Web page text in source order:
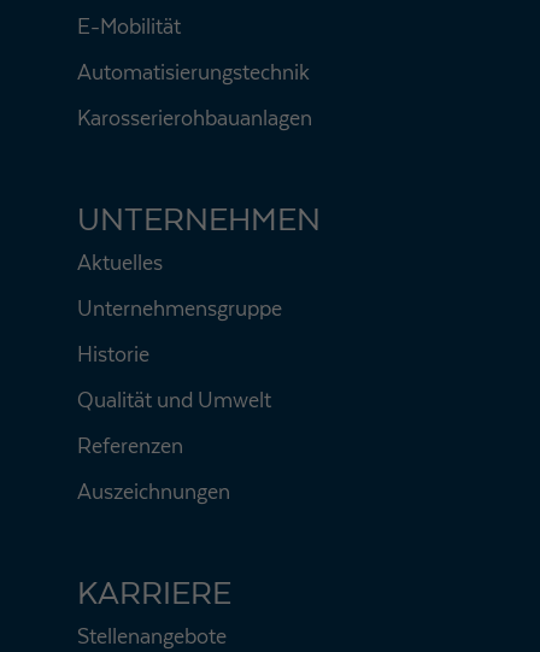
E-Mobilität
Automatisierungstechnik
Karosserierohbauanlagen
UNTERNEHMEN
Aktuelles
Unternehmensgruppe
Historie
Qualität und Umwelt
Referenzen
Auszeichnungen
KARRIERE
Stellenangebote